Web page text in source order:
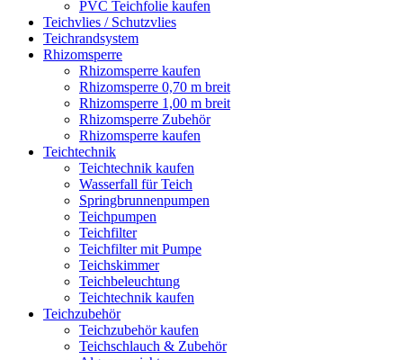
PVC Teichfolie kaufen
Teichvlies / Schutzvlies
Teichrandsystem
Rhizomsperre
Rhizomsperre kaufen
Rhizomsperre 0,70 m breit
Rhizomsperre 1,00 m breit
Rhizomsperre Zubehör
Rhizomsperre kaufen
Teichtechnik
Teichtechnik kaufen
Wasserfall für Teich
Springbrunnenpumpen
Teichpumpen
Teichfilter
Teichfilter mit Pumpe
Teichskimmer
Teichbeleuchtung
Teichtechnik kaufen
Teichzubehör
Teichzubehör kaufen
Teichschlauch & Zubehör